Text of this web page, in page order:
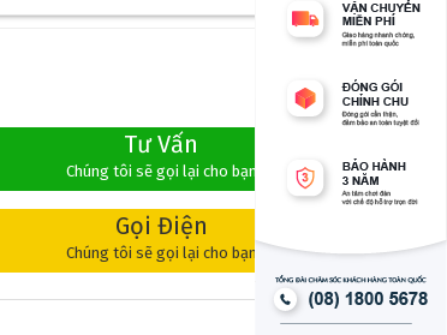
Tư Vấn
Chúng tôi sẽ gọi lại cho bạn
Gọi Điện
Chúng tôi sẽ gọi lại cho bạn